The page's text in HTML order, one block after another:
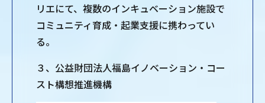
リエにて、複数のインキュベーション施設で
コミュニティ育成・起業支援に携わってい
る。
３、公益財団法人福島イノベーション・コー
スト構想推進機構